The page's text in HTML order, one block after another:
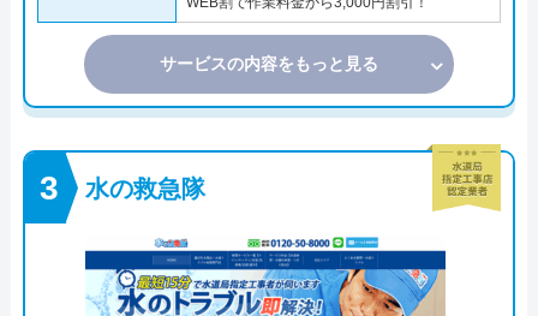
サービスの内容をもっと見る
水の救急隊